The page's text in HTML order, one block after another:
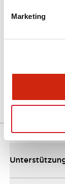
Marketing
04/09/